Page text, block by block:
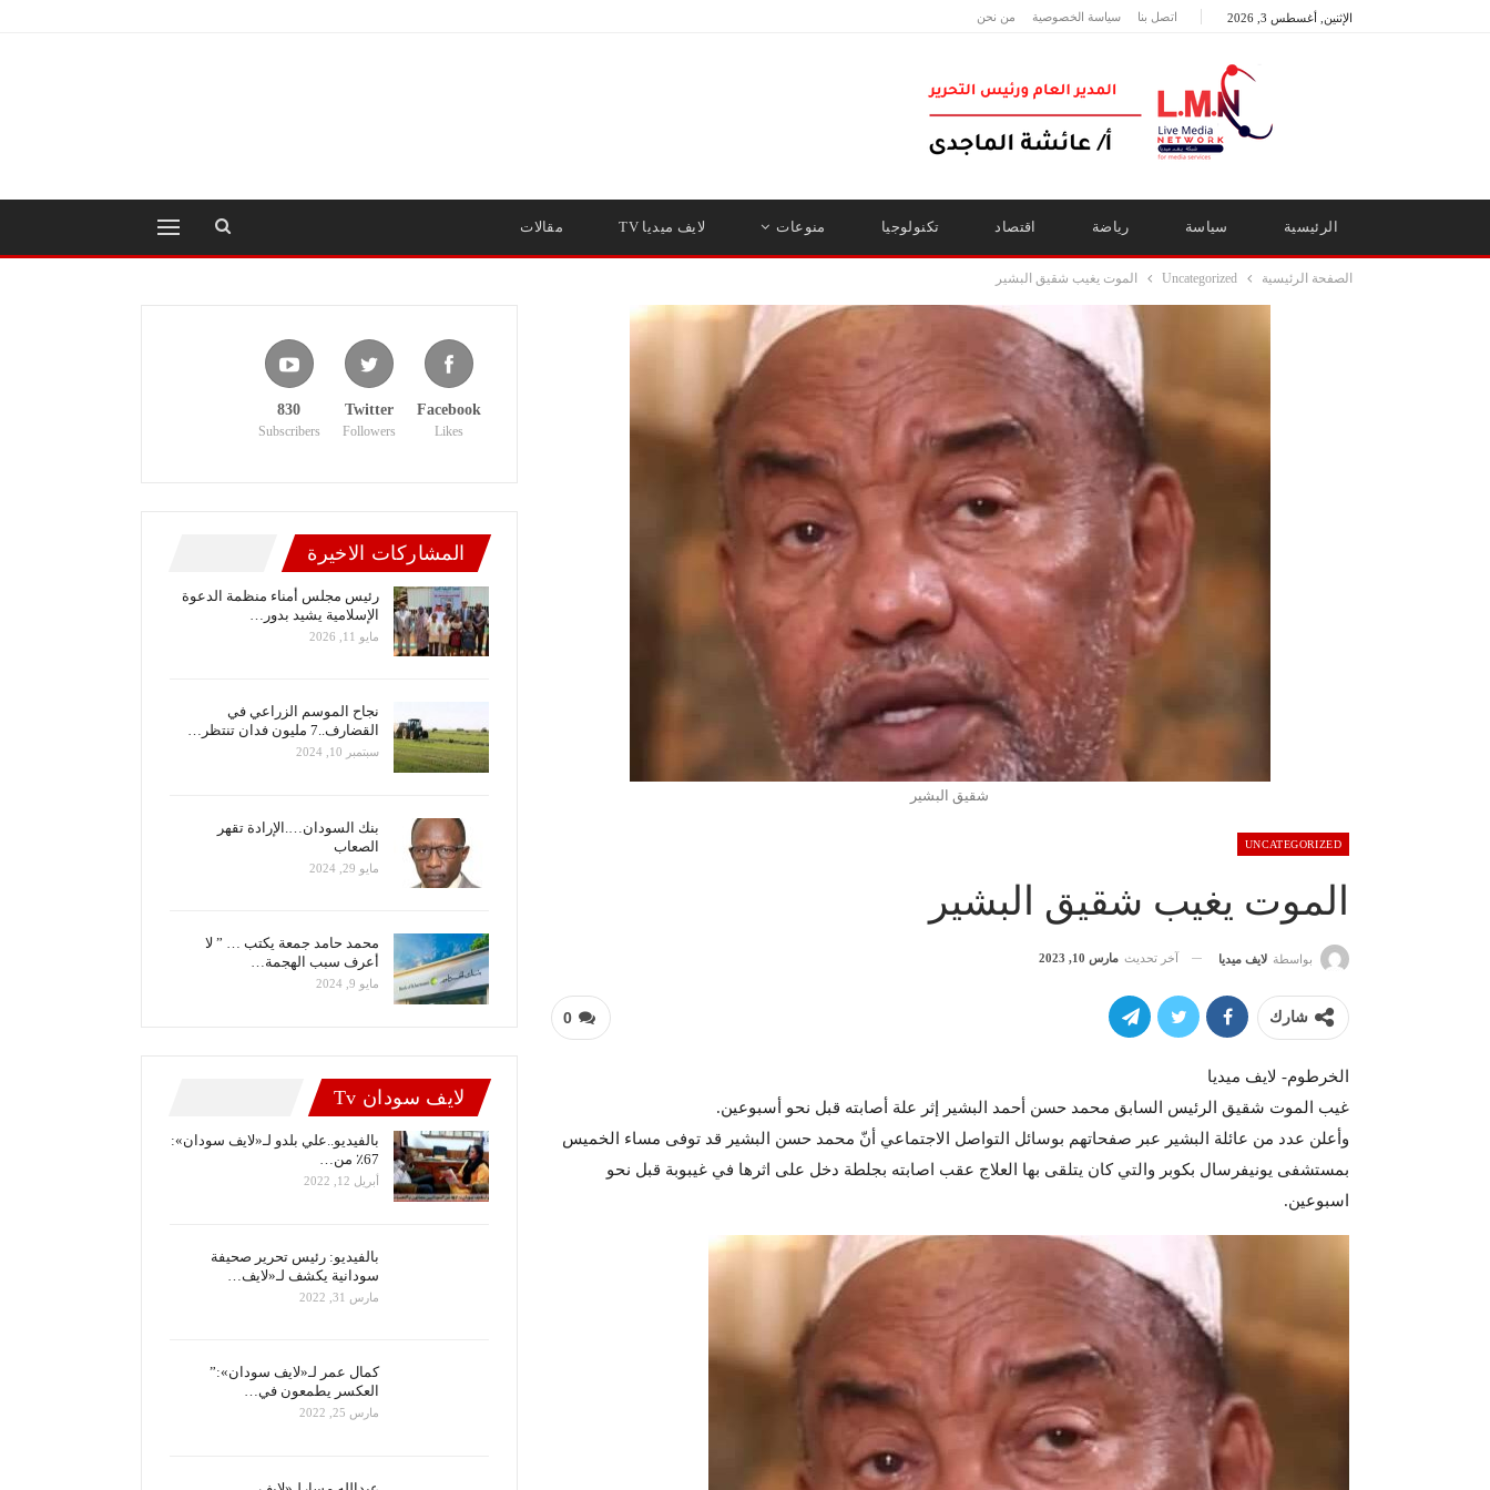
الإثنين, أغسطس 3, 2026 اتصل بنا سياسة الخصوصية من نحن
الرئيسية سياسة رياضة اقتصاد تكنولوجيا منوعات لايف ميديا TV مقالات
الصفحة الرئيسية Uncategorized الموت يغيب شقيق البشير
شقيق البشير
UNCATEGORIZED
الموت يغيب شقيق البشير
بواسطة لايف ميديا آخر تحديث مارس 10, 2023
0 شارك
الخرطوم- لايف ميديا
غيب الموت شقيق الرئيس السابق محمد حسن أحمد البشير إثر علة أصابته قبل نحو أسبوعين.
وأعلن عدد من عائلة البشير عبر صفحاتهم بوسائل التواصل الاجتماعي أنّ محمد حسن البشير قد توفى مساء الخميس
بمستشفى يونيفرسال بكوبر والتي كان يتلقى بها العلاج عقب اصابته بجلطة دخل على اثرها في غيبوبة قبل نحو
اسبوعين.
Facebook
Likes
Twitter
Followers
830
Subscribers
المشاركات الاخيرة
رئيس مجلس أمناء منظمة الدعوة
الإسلامية يشيد بدور…
مايو 11, 2026
نجاح الموسم الزراعي في
القضارف..7 مليون فدان تنتظر…
سبتمبر 10, 2024
بنك السودان….الإرادة تقهر
الصعاب
مايو 29, 2024
محمد حامد جمعة يكتب … ” لا
أعرف سبب الهجمة…
مايو 9, 2024
لايف سودان Tv
بالفيديو..علي بلدو لـ«لايف سودان»:
67٪ من…
أبريل 12, 2022
بالفيديو: رئيس تحرير صحيفة
سودانية يكشف لـ«لايف…
مارس 31, 2022
كمال عمر لـ«لايف سودان»:”
العكسر يطمعون في…
مارس 25, 2022